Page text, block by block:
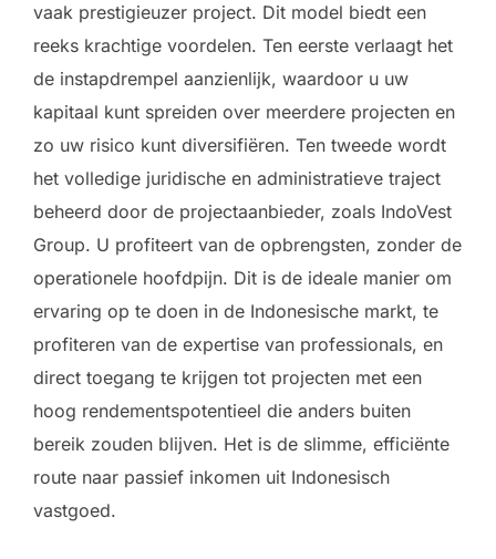
vaak prestigieuzer project. Dit model biedt een
reeks krachtige voordelen. Ten eerste verlaagt het
de instapdrempel aanzienlijk, waardoor u uw
kapitaal kunt spreiden over meerdere projecten en
zo uw risico kunt diversifiëren. Ten tweede wordt
het volledige juridische en administratieve traject
beheerd door de projectaanbieder, zoals IndoVest
Group. U profiteert van de opbrengsten, zonder de
operationele hoofdpijn. Dit is de ideale manier om
ervaring op te doen in de Indonesische markt, te
profiteren van de expertise van professionals, en
direct toegang te krijgen tot projecten met een
hoog rendementspotentieel die anders buiten
bereik zouden blijven. Het is de slimme, efficiënte
route naar passief inkomen uit Indonesisch
vastgoed.